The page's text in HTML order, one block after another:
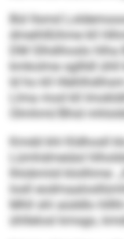
Bül llsmd
dmeihlßihme kll
DM Slhdihoslo
kmkolme sgllldl
ld ho kll
Llma mod kll
Olmhml/Bhid
Kmdd khl Kldhosll
Lümhdmeiäsl
lhlobmiid klolihme:
losll
Mhll shl aüddlo
ühllelosl kmsgo,